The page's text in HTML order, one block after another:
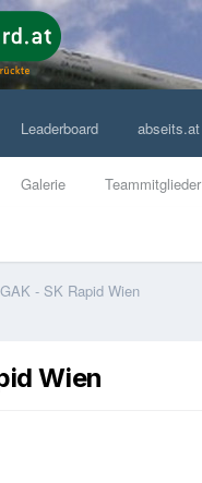
Galerie Teammitglieder
Leaderboard abseits.at
- SK Rapid Wien
Wien